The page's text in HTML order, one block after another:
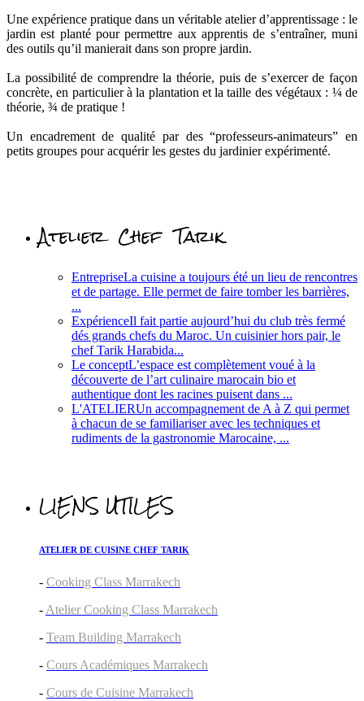
Une expérience pratique dans un véritable atelier d’apprentissage : le
jardin est planté pour permettre aux apprentis de s’entraîner, muni
des outils qu’il manierait dans son propre jardin.
La possibilité de comprendre la théorie, puis de s’exercer de façon
concrète, en particulier à la plantation et la taille des végétaux : ¼ de
théorie, ¾ de pratique !
Un encadrement de qualité par des “professeurs-animateurs” en
petits groupes pour acquérir les gestes du jardinier expérimenté.
Atelier Chef Tarik
EntrepriseLa cuisine a toujours été un lieu de rencontres
et de partage. Elle permet de faire tomber les barrières,
...
ExpérienceIl fait partie aujourd’hui du club très fermé
dés grands chefs du Maroc. Un cuisinier hors pair, le
chef Tarik Harabida...
Le conceptL’espace est complètement voué à la
découverte de l’art culinaire marocain bio et
authentique dont les racines puisent dans ...
L'ATELIERUn accompagnement de A à Z qui permet
à chacun de se familiariser avec les techniques et
rudiments de la gastronomie Marocaine, ...
LIENS UTILES
ATELIER DE CUISINE CHEF TARIK
- Cooking Class Marrakech
- Atelier Cooking Class Marrakech
- Team Building Marrakech
- Cours Académiques Marrakech
- Cours de Cuisine Marrakech